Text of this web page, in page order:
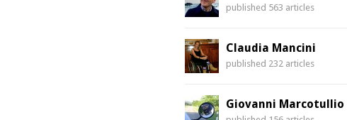
published 563 articles
Claudia Mancini
published 232 articles
Giovanni Marcotullio